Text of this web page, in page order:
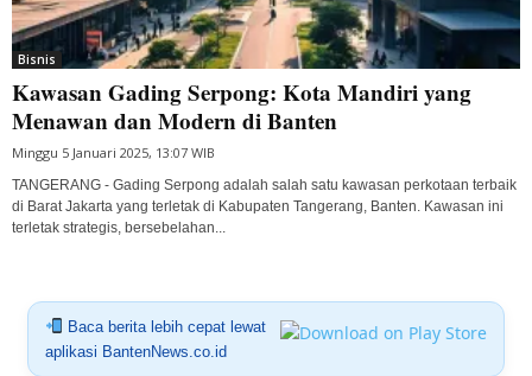
Bisnis
Kawasan Gading Serpong: Kota Mandiri yang
Menawan dan Modern di Banten
Minggu 5 Januari 2025, 13:07 WIB
TANGERANG - Gading Serpong adalah salah satu kawasan perkotaan terbaik
di Barat Jakarta yang terletak di Kabupaten Tangerang, Banten. Kawasan ini
terletak strategis, bersebelahan...
Baca berita lebih cepat lewat
aplikasi BantenNews.co.id